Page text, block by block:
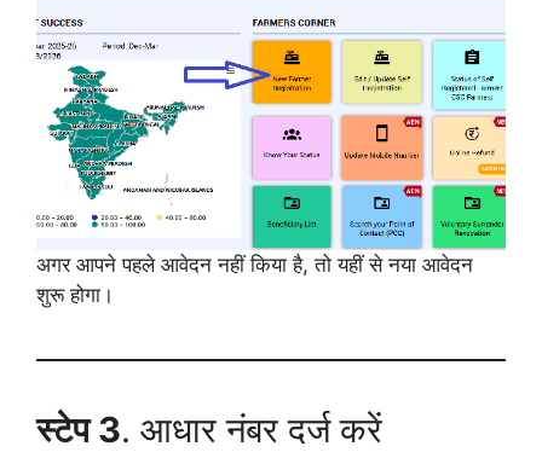
अगर आपने पहले आवेदन नहीं किया है, तो यहीं से नया आवेदन
शुरू होगा।
स्टेप 3. आधार नंबर दर्ज करें